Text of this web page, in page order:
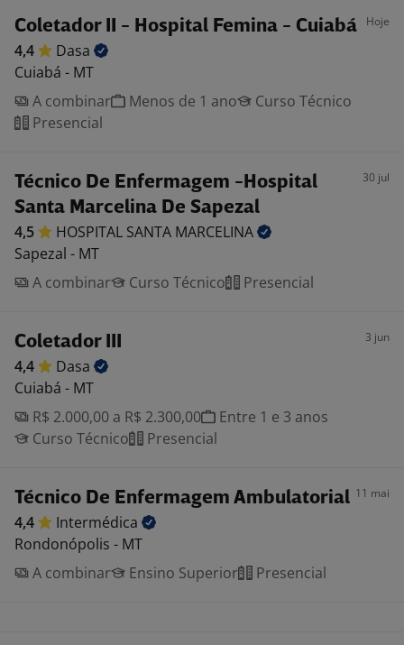
Coletador II - Hospital Femina - Cuiabá Hoje
4,4
Dasa
Cuiabá - MT
A combinar
Menos de 1 ano
Curso Técnico
Presencial
Técnico De Enfermagem -Hospital
Santa Marcelina De Sapezal
30 jul
4,5 HOSPITAL SANTA MARCELINA
Sapezal - MT
A combinar
Curso Técnico Presencial
Coletador III 3 jun
4,4
Dasa
Cuiabá - MT
R$ 2.000,00 a R$ 2.300,00
Entre 1 e 3 anos
Curso Técnico
Presencial
Técnico De Enfermagem Ambulatorial 11 mai
4,4
Intermédica
Rondonópolis - MT
A combinar
Ensino Superior Presencial